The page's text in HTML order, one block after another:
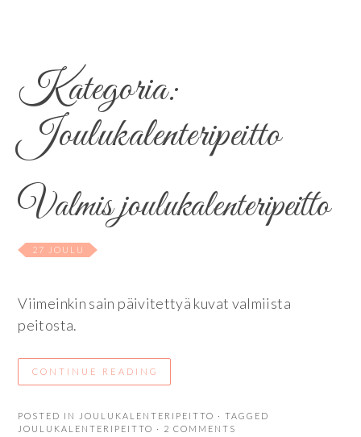
Kategoria:
Joulukalenteripeitto
Valmis joulukalenteripeitto
27 JOULU
Viimeinkin sain päivitettyä kuvat valmiista
peitosta.
CONTINUE READING
POSTED IN JOULUKALENTERIPEITTO · TAGGED
JOULUKALENTERIPEITTO · 2 COMMENTS